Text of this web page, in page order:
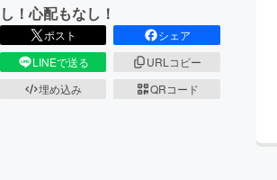
し！心配もなし！
ポスト
シェア
LINEで送る
URLコピー
埋め込み
QRコード